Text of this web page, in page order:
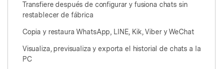
Transfiere después de configurar y fusiona chats sin
restablecer de fábrica
Copia y restaura WhatsApp, LINE, Kik, Viber y WeChat
Visualiza, previsualiza y exporta el historial de chats a la
PC